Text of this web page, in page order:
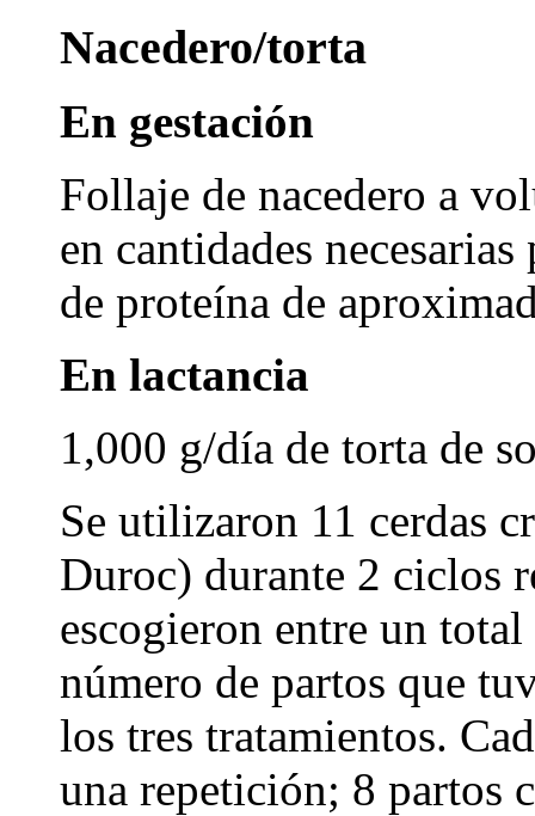
Nacedero/torta
En gestación
Follaje de nacedero a
en cantidades
de proteína de
En lactancia
1,000 g/día de torta de
Se utilizaron 11 cerdas
Duroc) durante 2 ciclos
escogieron entre un
número de partos que
los tres tratamientos.
una repetición; 8 partos